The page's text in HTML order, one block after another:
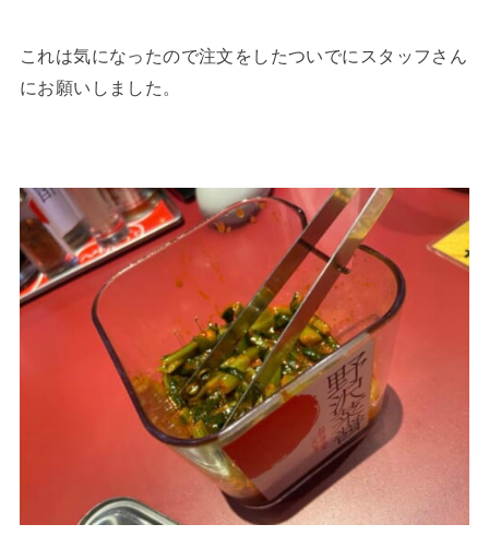
これは気になったので注文をしたついでにスタッフさん
にお願いしました。